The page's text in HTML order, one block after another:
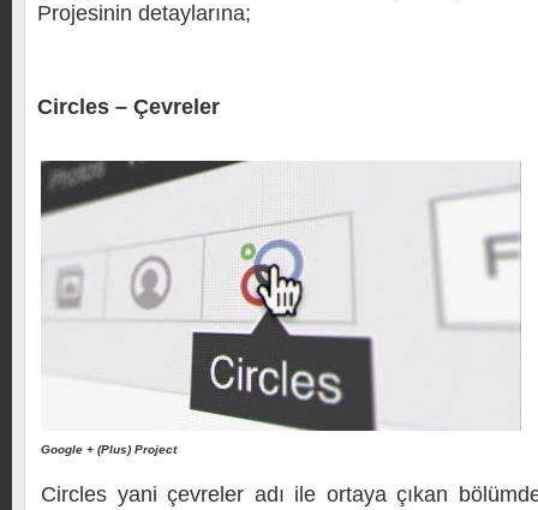
Projesinin detaylarına;
Circles – Çevreler
Google + (Plus) Project
Circles yani çevreler adı ile ortaya çıkan